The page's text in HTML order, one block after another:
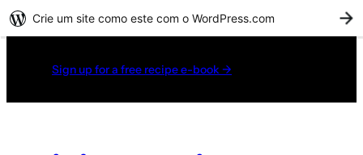
Sign up for a free recipe e-book →
Crie um site como este com o WordPress.com